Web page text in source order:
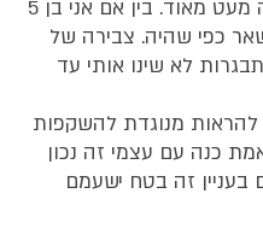
למדתי שהמהות שלי השתנתה מעט מאוד. בין אם אני בן 5
נשאר כפי שהיה. צבירה של
לא שינו אותי עד
מנוגדת להשקפות
כנה עם עצמי זה נכון
בעניין זה בטח ישעמם